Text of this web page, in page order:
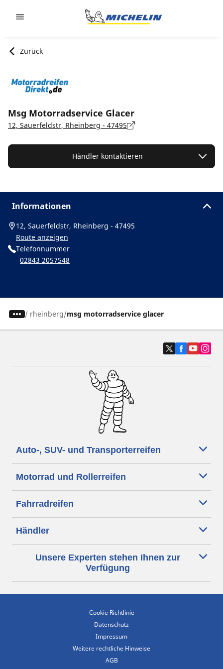
Zurück
Msg Motorradservice Glacer
12, Sauerfeldstr, Rheinberg - 47495
Händler kontaktieren
Informationen
12, Sauerfeldstr, Rheinberg - 47495
Route anzeigen
Telefonnummer
02843 2057548
/ rheinberg msg motorradservice glacer
Auto-, SUV- und Transporterreifen
Motorrad und Rollerreifen
Fahrradreifen
Händler
Unsere Experten stehen Ihnen zur
Verfügung
Cookie Richtlinie
Datenschutz
Impressum
Weitere rechtliche Hinweise
AGB